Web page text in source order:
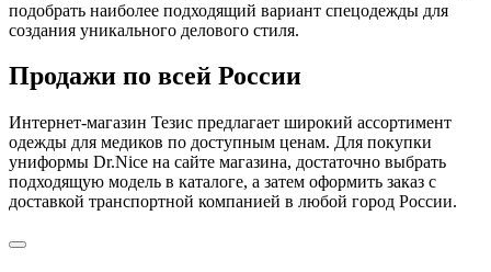
подобрать наиболее подходящий вариант спецодежды для
создания уникального делового стиля.
Продажи по всей России
Интернет-магазин Тезис предлагает широкий ассортимент
одежды для медиков по доступным ценам. Для покупки
униформы Dr.Nice на сайте магазина, достаточно выбрать
подходящую модель в каталоге, а затем оформить заказ с
доставкой транспортной компанией в любой город России.